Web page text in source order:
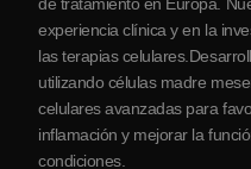
Colaboraciones
experiencia clínica y en la
las terapias
utilizando células madre
celulares avanzadas para
inflamación y mejorar la
condiciones.